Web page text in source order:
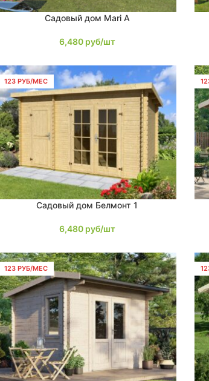
Садовый дом Mari A
6,480 руб/шт
В
123 РУБ/МЕС
В КОРЗИНУСадовый дом Белмонт 1
6,480 руб/шт
В
123 РУБ/МЕС